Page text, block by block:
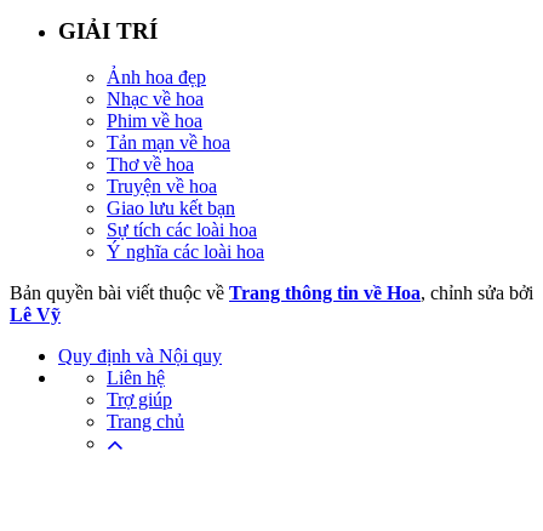
GIẢI TRÍ
Ảnh hoa đẹp
Nhạc về hoa
Phim về hoa
Tản mạn về hoa
Thơ về hoa
Truyện về hoa
Giao lưu kết bạn
Sự tích các loài hoa
Ý nghĩa các loài hoa
Bản quyền bài viết thuộc về Trang thông tin về Hoa, chỉnh sửa bởi
Lê Vỹ
Quy định và Nội quy
Liên hệ
Trợ giúp
Trang chủ